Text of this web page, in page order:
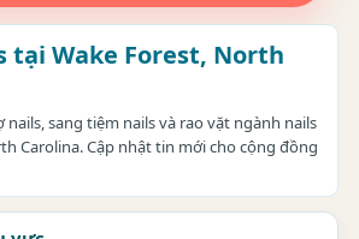
tại Wake Forest, North
sang tiệm nails và rao vặt ngành nails
Carolina. Cập nhật tin mới cho cộng đồng